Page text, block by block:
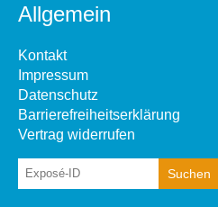
Allgemein
Kontakt
Impressum
Datenschutz
Barrierefreiheitserklärung
Vertrag widerrufen